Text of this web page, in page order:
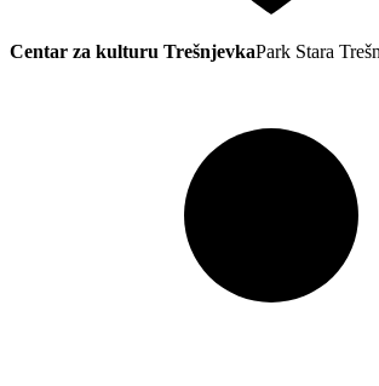
Centar za kulturu TrešnjevkaPark Stara